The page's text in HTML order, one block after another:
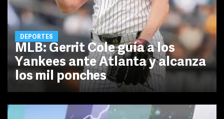
DEPORTES
MLB: Gerrit Cole guía a los
Yankees ante Atlanta y alcanza
los mil ponches